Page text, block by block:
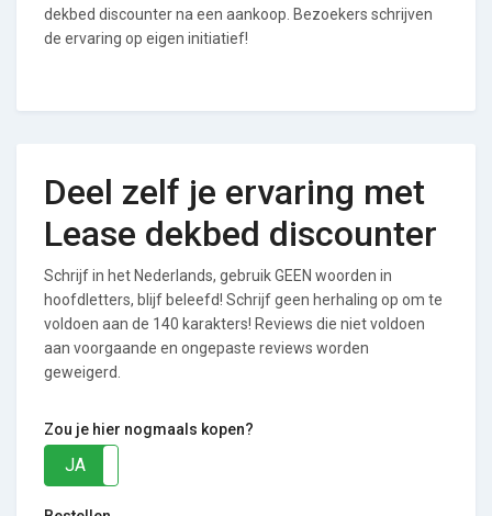
dekbed discounter na een aankoop. Bezoekers schrijven
de ervaring op eigen initiatief!
Deel zelf je ervaring met
Lease dekbed discounter
Schrijf in het Nederlands, gebruik GEEN woorden in
hoofdletters, blijf beleefd! Schrijf geen herhaling op om te
voldoen aan de 140 karakters! Reviews die niet voldoen
aan voorgaande en ongepaste reviews worden
geweigerd.
Zou je hier nogmaals kopen?
JA